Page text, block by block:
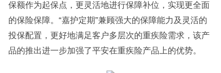
保额作为起保点，更灵活地进行保障补位，实现更全面
的保险保障。“嘉护定期”兼顾强大的保障能力及灵活的
投保配置，更好地满足客户多层次的重疾险需求，该产
品的推出进一步加强了平安在重疾险产品上的优势。